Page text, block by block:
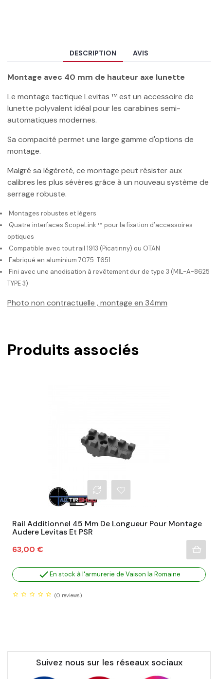
DESCRIPTION AVIS
Montage avec 40 mm de hauteur axe lunette
Le montage tactique Levitas ™ est un accessoire de
lunette polyvalent idéal pour les carabines semi-
automatiques modernes.
Sa compacité permet une large gamme d'options de
montage.
Malgré sa légèreté, ce montage peut résister aux
calibres les plus sévères grâce à un nouveau système de
serrage robuste.
Montages robustes et légers
Quatre interfaces ScopeLink ™ pour la fixation d’accessoires
optiques
Compatible avec tout rail 1913 (Picatinny) ou OTAN
Fabriqué en aluminium 7075-T651
Fini avec une anodisation à revêtement dur de type 3 (MIL-A-8625
TYPE 3)
Photo non contractuelle , montage en 34mm
Produits associés
Rail Additionnel 45 Mm De Longueur Pour Montage
Audere Levitas Et PSR
Prix
63,00 €
En stock à l'armurerie de Vaison la Romaine
(0 reviews)
Suivez nous sur les réseaux sociaux